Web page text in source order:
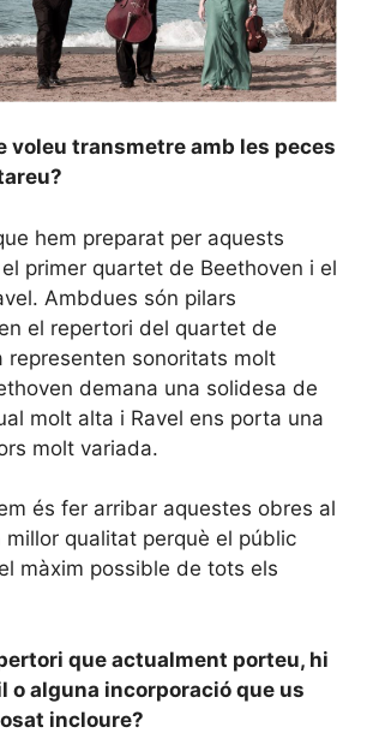
voleu transmetre amb les peces
hem preparat per aquests
primer quartet de Beethoven i el
Ambdues són pilars
el repertori del quartet de
representen sonoritats molt
demana una solidesa de
molt alta i Ravel ens porta una
molt variada.
és fer arribar aquestes obres al
millor qualitat perquè el públic
màxim possible de tots els
que actualment porteu, hi
o alguna incorporació que us
incloure?